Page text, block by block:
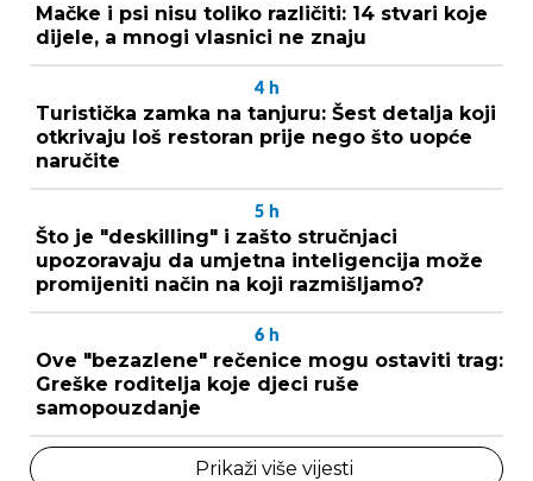
Mačke i psi nisu toliko različiti: 14 stvari koje
dijele, a mnogi vlasnici ne znaju
4 h
Turistička zamka na tanjuru: Šest detalja koji
otkrivaju loš restoran prije nego što uopće
naručite
5 h
Što je "deskilling" i zašto stručnjaci
upozoravaju da umjetna inteligencija može
promijeniti način na koji razmišljamo?
6 h
Ove "bezazlene" rečenice mogu ostaviti trag:
Greške roditelja koje djeci ruše
samopouzdanje
Prikaži više vijesti